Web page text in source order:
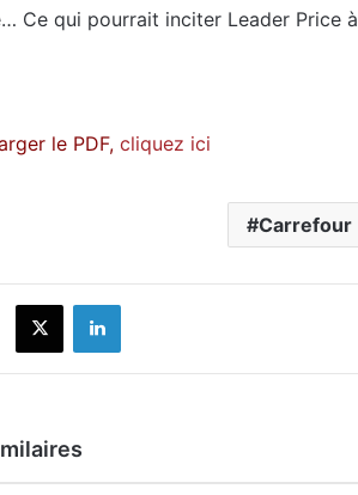
Ce qui pourrait inciter Leader Price
le PDF, cliquez ici
Carrefour
X Linkedin